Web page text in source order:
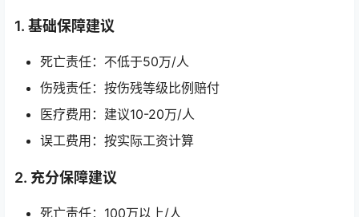
1. 基础保障建议
死亡责任：不低于50万/人
伤残责任：按伤残等级比例赔付
医疗费用：建议10-20万/人
误工费用：按实际工资计算
2. 充分保障建议
死亡责任：100万以上/人